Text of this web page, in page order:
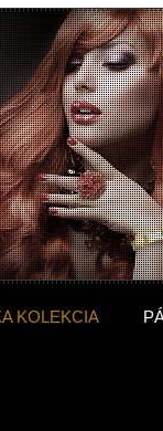
KOLEKCIA